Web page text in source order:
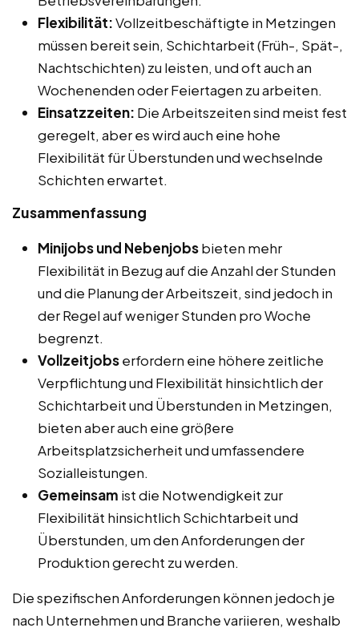
Flexibilität:Vollzeitbeschäftigte in Metzingen
müssen bereit sein, Schichtarbeit (Früh-, Spät-,
Nachtschichten) zu leisten, und oft auch an
Wochenenden oder Feiertagen zu arbeiten.
Einsatzzeiten: Die Arbeitszeiten sind meist fest
geregelt, aber es wird auch eine hohe
Flexibilität für Überstunden und wechselnde
Schichten erwartet.
Zusammenfassung
Minijobs und Nebenjobsbieten mehr
Flexibilität in Bezug auf die Anzahl der Stunden
und die Planung der Arbeitszeit, sind jedoch in
der Regel auf weniger Stunden pro Woche
begrenzt.
Vollzeitjobserfordern eine höhere zeitliche
Verpflichtung und Flexibilität hinsichtlich der
Schichtarbeit und Überstunden in Metzingen,
bieten aber auch eine größere
Arbeitsplatzsicherheit und umfassendere
Sozialleistungen.
Gemeinsam ist die Notwendigkeit zur
Flexibilität hinsichtlich Schichtarbeit und
Überstunden, um den Anforderungen der
Produktion gerecht zu werden.
Die spezifischen Anforderungen können jedoch je
nach Unternehmen und Branche variieren, weshalb